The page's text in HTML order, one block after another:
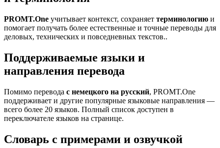
PROMT.One учитывает контекст, сохраняет терминологию и
помогает получать более естественные и точные переводы для
деловых, технических и повседневных текстов..
Поддерживаемые языки и
направления перевода
Помимо перевода с немецкого на русский, PROMT.One
поддерживает и другие популярные языковые направления —
всего более 20 языков. Полный список доступен в
переключателе языков на странице.
Словарь с примерами и озвучкой